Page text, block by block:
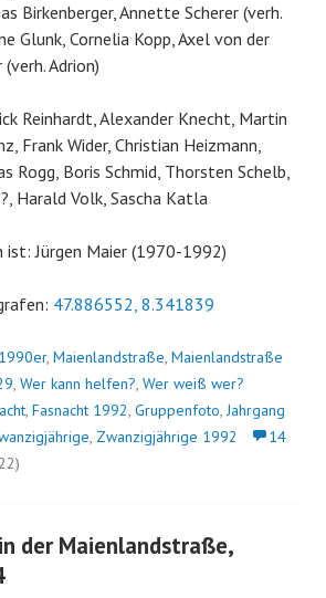
Birkenberger, Annette Scherer (verh.
Glunk, Cornelia Kopp, Axel von der
Adrion)
Reinhardt, Alexander Knecht, Martin
Frank Wider, Christian Heizmann,
Rogg, Boris Schmid, Thorsten Schelb,
Harald Volk, Sascha Katla
ist: Jürgen Maier (1970-1992)
47.886552, 8.341839
1990er, Maienlandstraße, Maienlandstraße
, Wer kann helfen?, Wer weiß wer?
, Fasnacht 1992, Gruppenfoto,Jahrgang
, Zwanzigjährige 1992
14
der Maienlandstraße,